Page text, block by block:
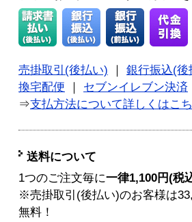
売掛取引(後払い)
銀行振込(後
換宅配便
セブンイレブン決済
⇒支払方法について詳しくはこ
送料について
1つのご注文毎に一律1,100円(税
※売掛取引(後払い)のお客様は
無料！